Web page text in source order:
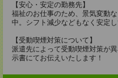
【安心・安定の勤務先】
福祉のお仕事のため、景気変動
中。シフト減少などもなく安定し
【受動喫煙対策について】
派遣先によって受動喫煙対策が
示書にてお伝えいたします！